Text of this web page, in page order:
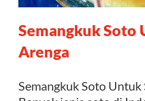
Kontak
Semangkuk Soto
Arenga
Semangkuk Soto Untuk